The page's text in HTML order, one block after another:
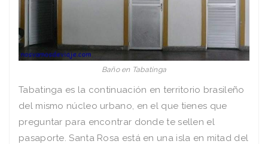
Baño en Tabatinga
Tabatinga es la continuación en territorio brasileño
del mismo núcleo urbano, en el que tienes que
preguntar para encontrar donde te sellen el
pasaporte. Santa Rosa está en una isla en mitad del